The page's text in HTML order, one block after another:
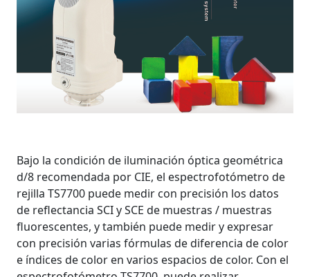
Bajo la condición de iluminación óptica geométrica
d/8 recomendada por CIE, el espectrofotómetro de
rejilla TS7700 puede medir con precisión los datos
de reflectancia SCI y SCE de muestras / muestras
fluorescentes, y también puede medir y expresar
con precisión varias fórmulas de diferencia de color
e índices de color en varios espacios de color. Con el